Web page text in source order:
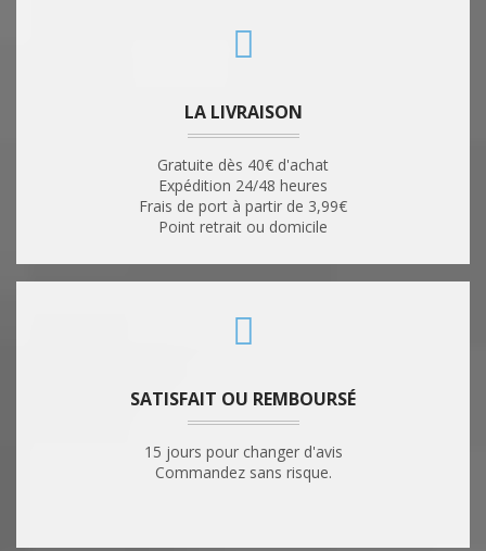
LA LIVRAISON
Gratuite dès 40€ d'achat
Expédition 24/48 heures
Frais de port à partir de 3,99€
Point retrait ou domicile
SATISFAIT OU REMBOURSÉ
15 jours pour changer d'avis
Commandez sans risque.